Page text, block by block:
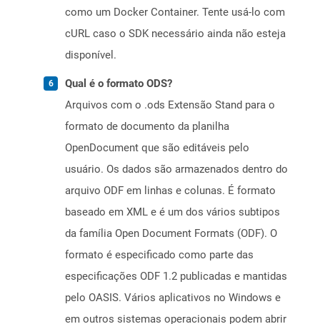
como um Docker Container. Tente usá-lo com
cURL caso o SDK necessário ainda não esteja
disponível.
Qual é o formato ODS?
Arquivos com o .ods Extensão Stand para o
formato de documento da planilha
OpenDocument que são editáveis ​​pelo
usuário. Os dados são armazenados dentro do
arquivo ODF em linhas e colunas. É formato
baseado em XML e é um dos vários subtipos
da família Open Document Formats (ODF). O
formato é especificado como parte das
especificações ODF 1.2 publicadas e mantidas
pelo OASIS. Vários aplicativos no Windows e
em outros sistemas operacionais podem abrir